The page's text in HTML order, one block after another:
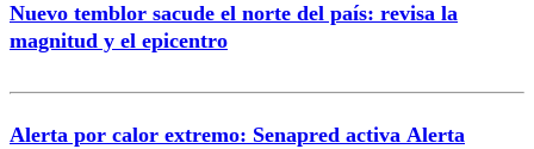
Nuevo temblor sacude el norte del país: revisa la
magnitud y el epicentro
Alerta por calor extremo: Senapred activa Alerta